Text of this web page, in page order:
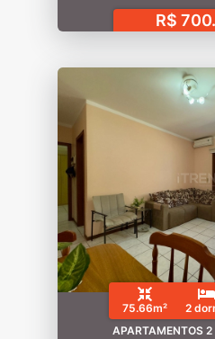
R$
75.66m² 2
APARTAMENTOS 2